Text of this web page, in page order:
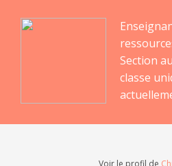
Section
classe
Voir le profil de